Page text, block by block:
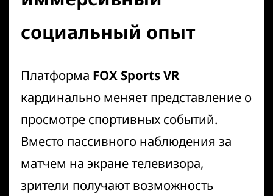
социальный опыт
Платформа FOX Sports VR
кардинально меняет представление о
просмотре спортивных событий.
Вместо пассивного наблюдения за
матчем на экране телевизора,
зрители получают возможность